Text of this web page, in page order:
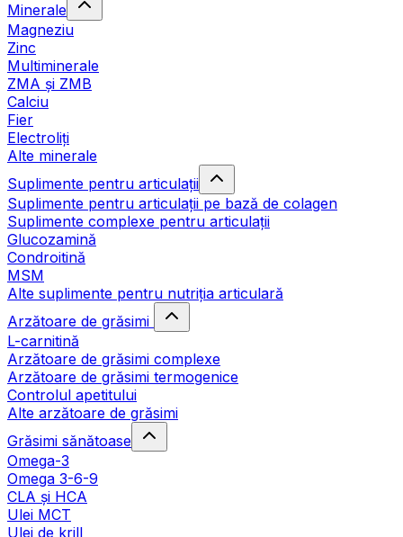
Minerale
Magneziu
Zinc
Multiminerale
ZMA și ZMB
Calciu
Fier
Electroliți
Alte minerale
Suplimente pentru articulații
Suplimente pentru articulații pe bază de colagen
Suplimente complexe pentru articulații
Glucozamină
Condroitină
MSM
Alte suplimente pentru nutriția articulară
Arzătoare de grăsimi
L-carnitină
Arzătoare de grăsimi complexe
Arzătoare de grăsimi termogenice
Controlul apetitului
Alte arzătoare de grăsimi
Grăsimi sănătoase
Omega-3
Omega 3-6-9
CLA şi HCA
Ulei MCT
Ulei de krill